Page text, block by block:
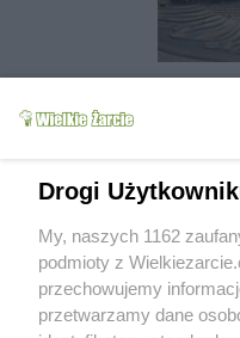
Drogi
My, naszych 1162
podmioty z
przechowujemy
przetwarzamy dane